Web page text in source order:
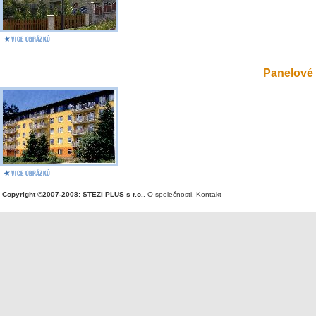
Panelové
Copyright ©2007-2008: STEZI PLUS s r.o. O společnosti Kontakt